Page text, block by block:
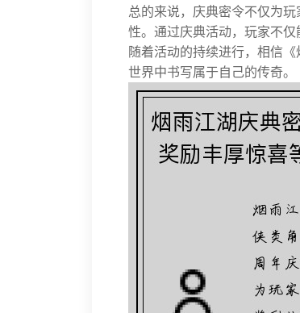
总的来说，庆典密令不仅为
性。通过庆典活动，玩家不仅
随着活动的持续进行，相信
世界中书写属于自己的传奇。